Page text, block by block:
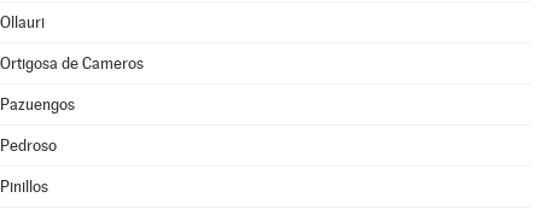
Ollauri
Ortigosa de Cameros
Pazuengos
Pedroso
Pinillos